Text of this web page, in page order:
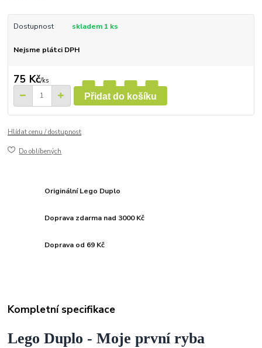
Dostupnost skladem 1 ks
Nejsme plátci DPH
75 Kč/ks
Přidat do košíku
Hlídat cenu / dostupnost
Do oblíbených
Originální Lego Duplo
Doprava zdarma nad 3000 Kč
Doprava od 69 Kč
Kompletní specifikace
Lego Duplo - Moje první ryba